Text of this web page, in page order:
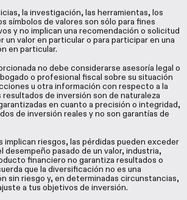
la investigación, las herramientas, los
símbolos de valores son sólo para fines
y no implican una recomendación o solicitud
un valor en particular o para participar en una
en particular.
no debe considerarse asesoría legal o
o profesional fiscal sobre su situación
u otra información con respecto a la
resultados de inversión son de naturaleza
en cuanto a precisión o integridad,
de inversión reales y no son garantías de
implican riesgos, las pérdidas pueden exceder
desempeño pasado de un valor, industria,
financiero no garantiza resultados o
que la diversificación no es una
sin riesgo y, en determinadas circunstancias,
a tus objetivos de inversión.